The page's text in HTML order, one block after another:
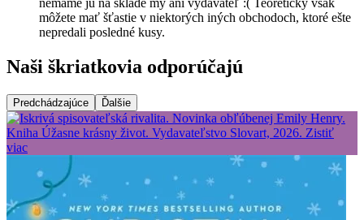
môžete mať šťastie v niektorých iných obchodoch, ktoré ešte
nepredali posledné kusy.
Naši škriatkovia odporúčajú
Predchádzajúce Ďalšie